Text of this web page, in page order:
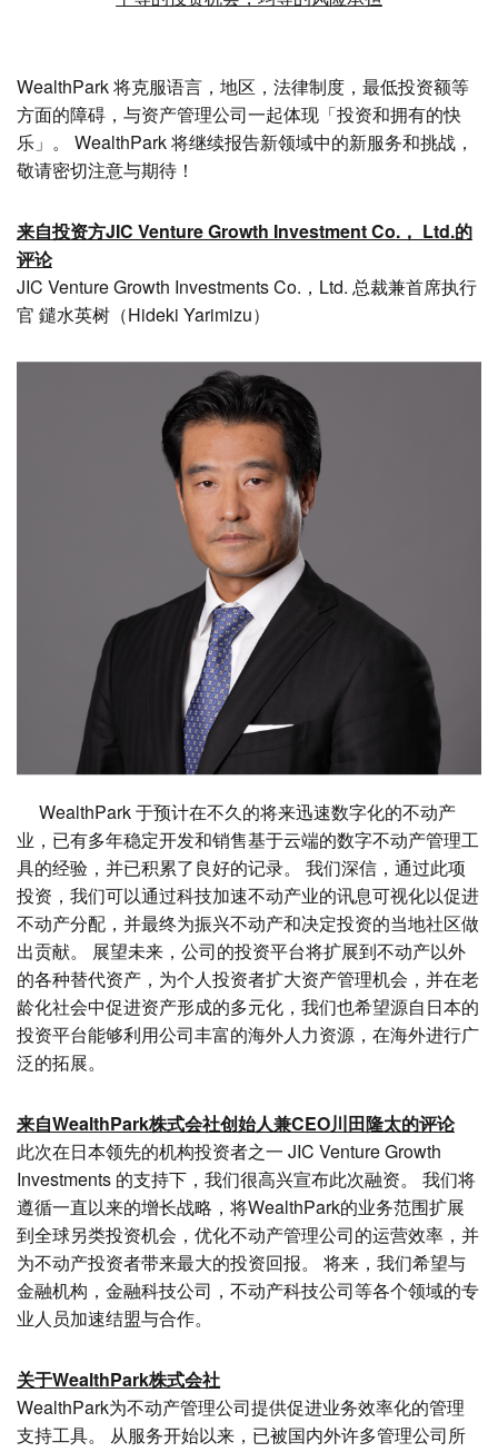
WealthPark 将克服语言，地区，法律制度，最低投资额等
方面的障碍，与资产管理公司一起体现「投资和拥有的快
乐」。 WealthPark 将继续报告新领域中的新服务和挑战，
敬请密切注意与期待！
来自投资方JIC Venture Growth Investment Co.， Ltd.的
评论
JIC Venture Growth Investments Co.，Ltd. 总裁兼首席执行
官 鑓水英树（Hideki Yarimizu）
WealthPark 于预计在不久的将来迅速数字化的不动产
业，已有多年稳定开发和销售基于云端的数字不动产管理工
具的经验，并已积累了良好的记录。 我们深信，通过此项
投资，我们可以通过科技加速不动产业的讯息可视化以促进
不动产分配，并最终为振兴不动产和决定投资的当地社区做
出贡献。 展望未来，公司的投资平台将扩展到不动产以外
的各种替代资产，为个人投资者扩大资产管理机会，并在老
龄化社会中促进资产形成的多元化，我们也希望源自日本的
投资平台能够利用公司丰富的海外人力资源，在海外进行广
泛的拓展。
来自WealthPark株式会社创始人兼CEO川田隆太的评论
此次在日本领先的机构投资者之一 JIC Venture Growth
Investments 的支持下，我们很高兴宣布此次融资。 我们将
遵循一直以来的增长战略，将WealthPark的业务范围扩展
到全球另类投资机会，优化不动产管理公司的运营效率，并
为不动产投资者带来最大的投资回报。 将来，我们希望与
金融机构，金融科技公司，不动产科技公司等各个领域的专
业人员加速结盟与合作。
关于WealthPark株式会社
WealthPark为不动产管理公司提供促进业务效率化的管理
支持工具。 从服务开始以来，已被国内外许多管理公司所